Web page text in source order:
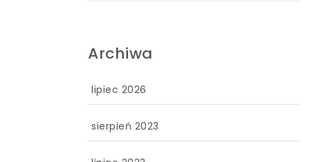
Archiwa
lipiec 2026
sierpień 2023